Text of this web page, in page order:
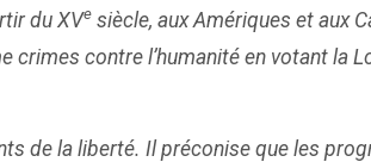
du XVe siècle, aux Amériques et aux
contre l’humanité en votant la
de la liberté. Il préconise que les